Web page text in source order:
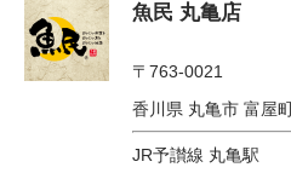
魚民 丸亀店
〒763-0021
香川県 丸亀市 富屋
JR予讃線 丸亀駅